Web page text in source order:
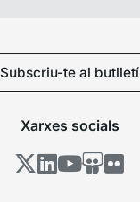
Subscriu-te al butlletí
Xarxes socials